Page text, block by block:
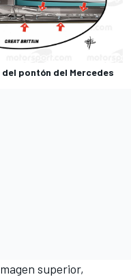
pontón del Mercedes
superior,